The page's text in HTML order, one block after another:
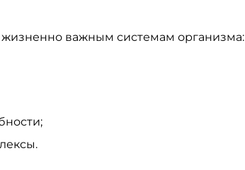
важным системам организма: